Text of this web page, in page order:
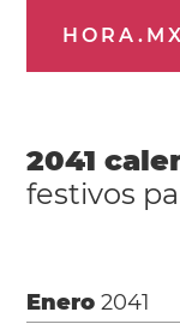
HORA.MX
2041
festivos
Enero2041